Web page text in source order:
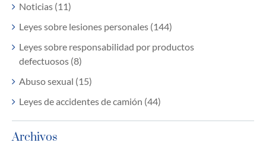
Noticias (11)
Leyes sobre lesiones personales (144)
Leyes sobre responsabilidad por productos
defectuosos (8)
Abuso sexual (15)
Leyes de accidentes de camión (44)
Archivos